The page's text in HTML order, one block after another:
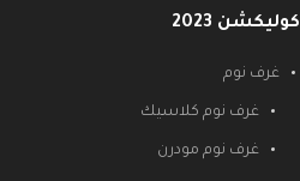
كوليكشن 2023
غرف نوم
غرف نوم كلاسيك
غرف نوم مودرن